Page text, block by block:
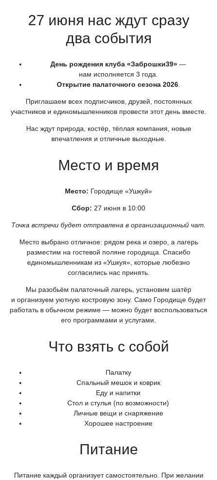
27 июня нас ждут сразу
два события
День рождения клуба «Заброшки39» —
нам исполняется 3 года.
Открытие палаточного сезона 2026.
Приглашаем всех подписчиков, друзей, постоянных
участников и единомышленников провести этот день вместе.
Нас ждут природа, костёр, тёплая компания, новые
впечатления и отличные выходные.
Место и время
Место: Городище «Ушкуй»
Сбор: 27 июня в 10:00
Точка встречи будет отправлена в организационный чат.
Место выбрано отличное: рядом река и озеро, а лагерь
разместим на гостевой поляне городища. Спасибо
единомышленникам из «Ушкуя», которые любезно
согласились нас принять.
Мы разобьём палаточный лагерь, установим шатёр
и организуем уютную костровую зону. Само Городище будет
работать в обычном режиме — можно будет воспользоваться
его программами и услугами.
Что взять с собой
Палатку
Спальный мешок и коврик
Еду и напитки
Стол и стулья (по возможности)
Личные вещи и снаряжение
Хорошее настроение
Питание
Питание каждый организует самостоятельно. При желании